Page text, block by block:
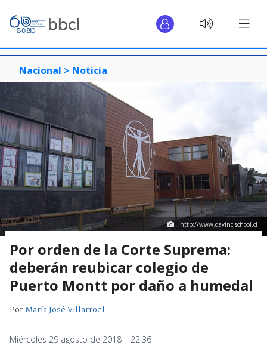
Nacional > Noticia
http://www.davincischool.cl
Por orden de la Corte Suprema:
deberán reubicar colegio de
Puerto Montt por daño a humedal
PorMaría José Villarroel
Miércoles 29 agosto de 2018 | 22:36